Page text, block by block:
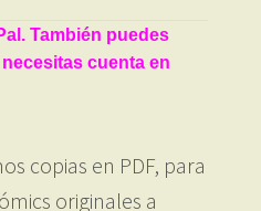
También puedes
cuenta en
copias en PDF, para
originales a